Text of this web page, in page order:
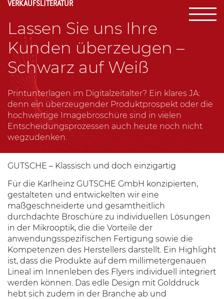
VERKAUFSLITERATUR
Lassen Sie uns Ihre
Kunden überzeugen –
Schwarz auf Weiß
Printunterlagen im Digitalzeitalter? Ein klares JA:
denn ein überzeugender Produktprospekt oder die
hochwertige Imagebroschüre sind in vielen
Entscheidungsprozessen auch heute noch nicht
wegzudenken.
GUTSCHE – Klassisch und doch einzigartig
Für die Karlheinz GUTSCHE GmbH konzipierten,
gestalteten und entwickelten wir eine
maßgeschneiderte und gesamtheitlich
durchdachte Broschüre zu individuellen Lösungen
in der Mikrooptik, die die Vorteile der
anwendungsspezifischen Fertigung sowie die
Kompetenzen des Herstellers darstellt. Ein Highlight
ist, dass die Produkte auf dem millimetergenauen
Lineal im Innenleben des Flyers individuell integriert
werden können. Das edle Design mit Golddruck
hebt sich zudem in der Branche ab und